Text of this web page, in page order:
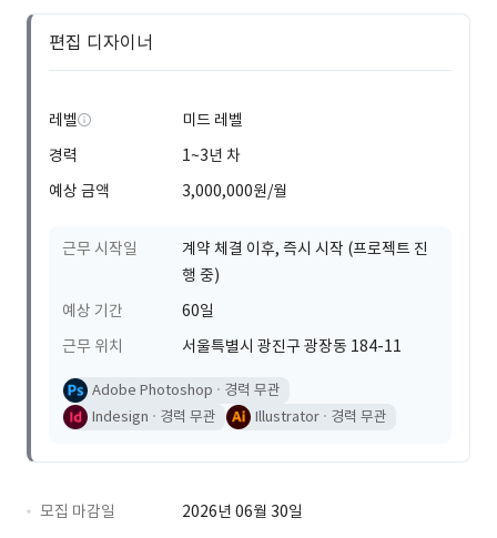
편집 디자이너
레벨
미드 레벨
경력
1~3년 차
예상 금액
3,000,000원/월
근무 시작일
계약 체결 이후, 즉시 시작 (프로젝트 진
행 중)
예상 기간
60일
근무 위치
서울특별시 광진구 광장동 184-11
Adobe Photoshop
경력 무관
Indesign
경력 무관 Illustrator 경력 무관
모집 마감일
2026년 06월 30일